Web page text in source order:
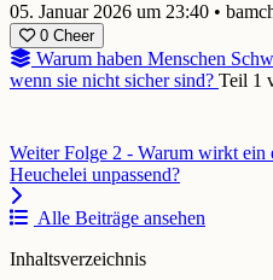
05. Januar 2026 um 23:40 •
0 Cheer
Warum haben Menschen
wenn sie nicht sicher sind? Teil 1
Weiter Folge 2 - Warum wirkt ein
Heuchelei unpassend?
Alle Beiträge ansehen
Inhaltsverzeichnis